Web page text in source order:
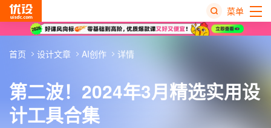
菜单
第二波！2024年3月精选实用设
计工具合集
首页 设计文章 AI创作 详情